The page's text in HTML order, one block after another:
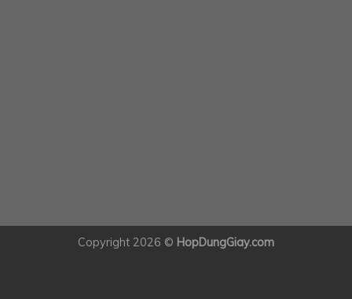
Copyright 2026 © HopDungGiay.com